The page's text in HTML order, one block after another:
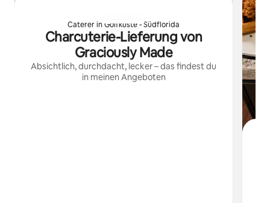
Caterer in Golfküste - Südflorida
Charcuterie-Lieferung von
Graciously Made
Absichtlich, durchdacht, lecker – das findest du
in meinen Angeboten